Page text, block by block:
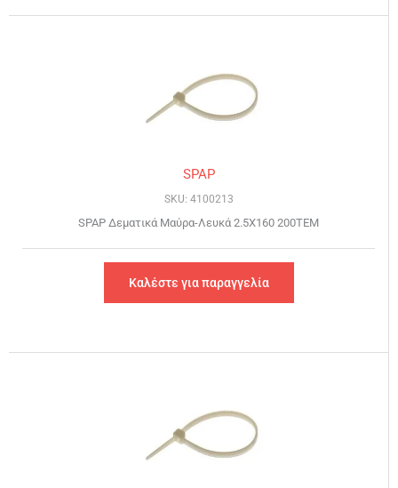
SPAP
SKU: 4100213
SPAP Δεματικά Μαύρα-Λευκά 2.5Χ160 200ΤΕΜ
Καλέστε για παραγγελία